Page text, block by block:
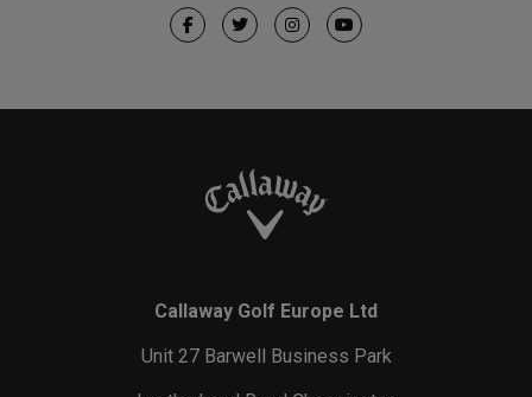
Callaway Golf Europe Ltd
Unit 27 Barwell Business Park